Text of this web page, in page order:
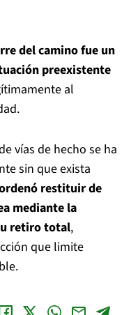
del camino fue un
preexistente
al
vías de hecho se ha
sin que exista
restituir de
mediante la
retiro total,
que limite